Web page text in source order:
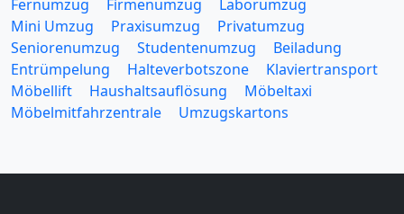
Fernumzug
Firmenumzug
Laborumzug
Mini Umzug
Praxisumzug
Privatumzug
Seniorenumzug
Studentenumzug
Beiladung
Entrümpelung
Halteverbotszone
Klaviertransport
Möbellift
Haushaltsauflösung
Möbeltaxi
Möbelmitfahrzentrale
Umzugskartons